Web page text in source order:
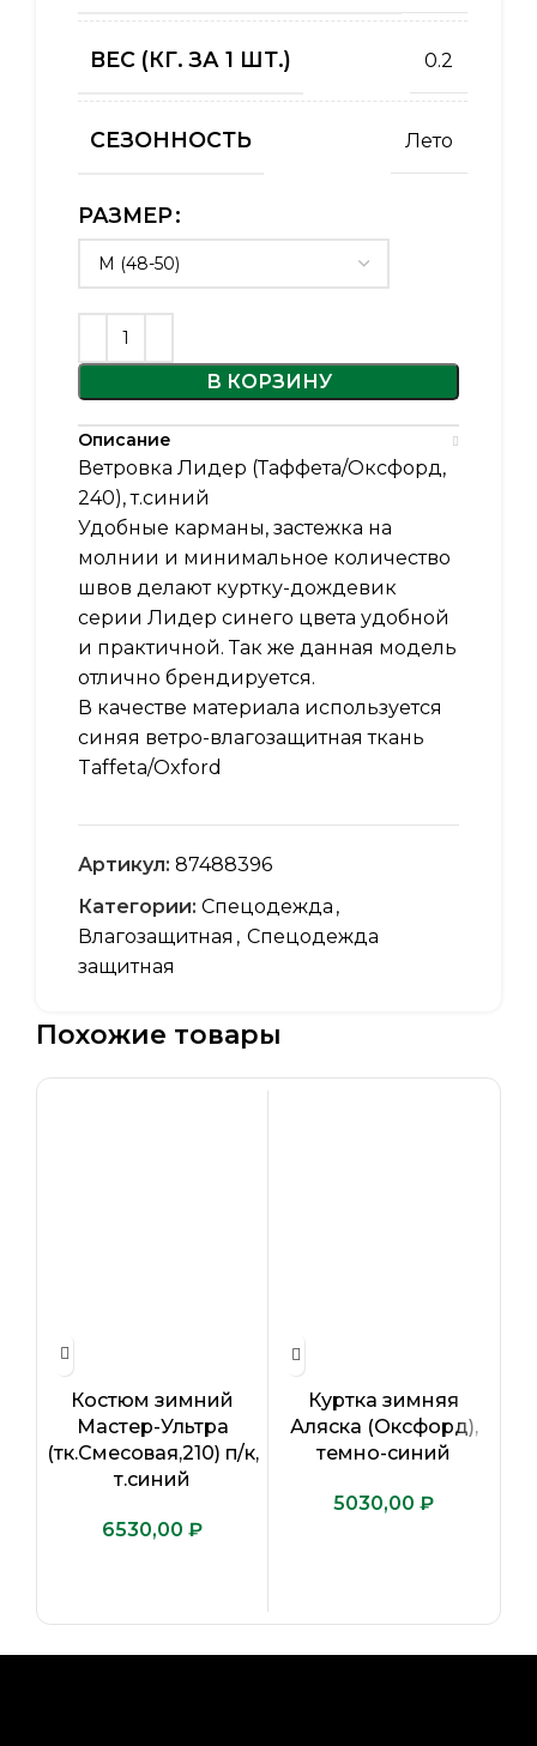
ВЕС (КГ. ЗА 1 ШТ.) 0.2
СЕЗОННОСТЬ Лето
РАЗМЕР
В КОРЗИНУ
Описание
Ветровка Лидер (Таффета/Оксфорд,
240), т.синий
Удобные карманы, застежка на
молнии и минимальное количество
швов делают куртку-дождевик
серии Лидер синего цвета удобной
и практичной. Так же данная модель
отлично брендируется.
В качестве материала используется
синяя ветро-влагозащитная ткань
Taffeta/Oxford
Артикул: 87488396
Категории: Спецодежда ,
Влагозащитная , Спецодежда
защитная
Похожие товары
Костюм зимний
Мастер-Ультра
(тк.Смесовая,210) п/к,
т.синий
₽
Куртка зимняя
Аляска (Оксфорд),
темно-синий
₽